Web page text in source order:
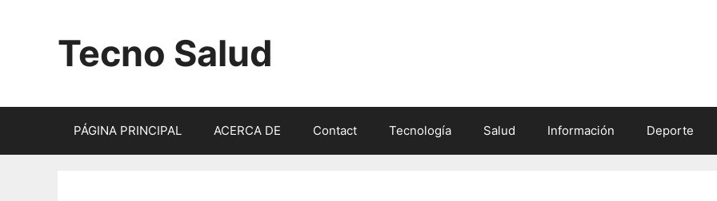
contenidoTecno Salud
PÁGINA PRINCIPAL ACERCA DE Contact Tecnología Salud Información Deporte